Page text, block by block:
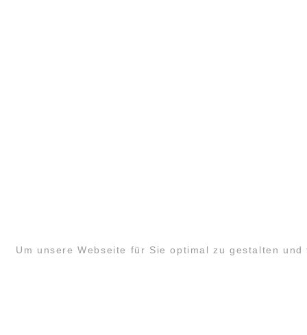
SANDRA MANDL
Um unsere Webseite für Sie optimal zu gestalten